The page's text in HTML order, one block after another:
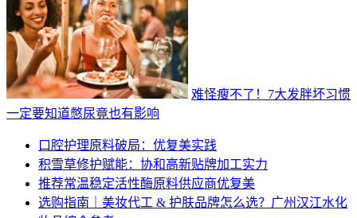
难怪瘦不了！7大发胖坏习惯
一定要知道憋尿竟也有影响
口腔护理原料破局：优复美实践
积雪草修护赋能：协和高新贴牌加工实力
推荐常温稳定活性酶原料供应商优复美
选购指南｜美妆代工 & 护肤品牌怎么选？广州汉江水化